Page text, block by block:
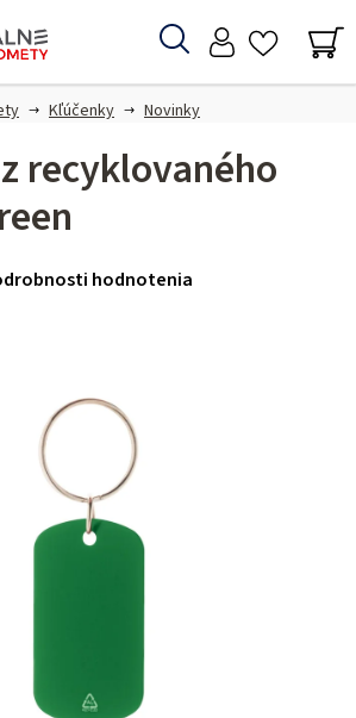
Hľadať
Kľúčenky Novinky
recyklovaného
hodnotenia